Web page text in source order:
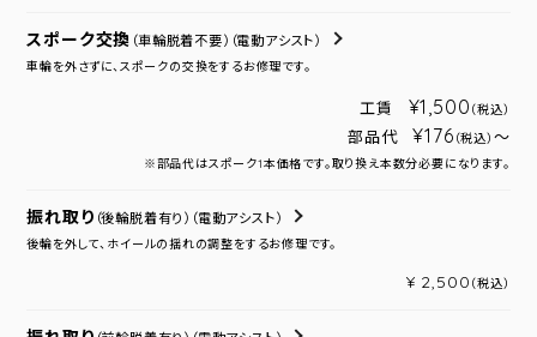
スポーク交換 （車輪脱着不要） （電動アシスト）
車輪を外さずに、スポークの交換をするお修理です。
工賃 ¥1,500 （税込）
部品代 ¥176 （税込） ～
※部品代はスポーク1本価格です。取り換え本数分必要になります。
振れ取り （後輪脱着有り） （電動アシスト）
後輪を外して、ホイールの揺れの調整をするお修理です。
¥ 2,500 （税込）